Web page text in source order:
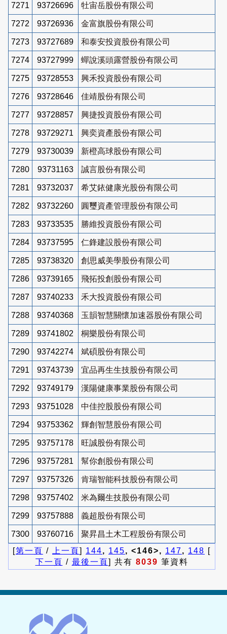
7271 93726696 牡宙岳股份有限公司
7272 93726936 金富旗股份有限公司
7273 93727689 和泰安投資股份有限公司
7274 93727999 蟬說溪頭露營股份有限公司
7275 93728553 興禾投資股份有限公司
7276 93728646 佳靖股份有限公司
7277 93728857 興捷投資股份有限公司
7278 93729271 興奕資產股份有限公司
7279 93730039 新橙高球股份有限公司
7280 93731163 誠言股份有限公司
7281 93732037 希艾銥健康光股份有限公司
7282 93732260 圓璽資產管理股份有限公司
7283 93733535 勝維投資股份有限公司
7284 93737595 仁鋒建設股份有限公司
7285 93738320 創思威美學股份有限公司
7286 93739165 飛拓投創股份有限公司
7287 93740233 禾大投資股份有限公司
7288 93740368 玉韻智慧關懷加速器股份有限公司
7289 93741802 桐樂股份有限公司
7290 93742274 斌碩股份有限公司
7291 93743739 宜品再生生技股份有限公司
7292 93749179 漢陽健康事業股份有限公司
7293 93751028 中佳控股股份有限公司
7294 93753362 輝創智慧股份有限公司
7295 93757178 旺誠股份有限公司
7296 93757281 幫你創股份有限公司
7297 93757326 肯瑞智能科技股份有限公司
7298 93757402 米為爾生技股份有限公司
7299 93757888 義超股份有限公司
7300 93760716
聚昇昌土木工程股份有限公司
[第一頁 / 上一頁] 144, 145, <146>, 147, 148 [
下一頁 / 最後一頁] 共有 8039 筆資料